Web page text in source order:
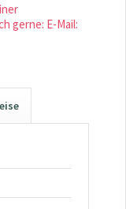
gerne: E-Mail: